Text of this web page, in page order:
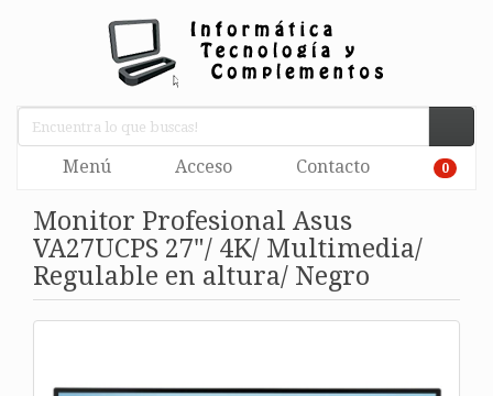
Menú Acceso Contacto 0
Monitor Profesional Asus
VA27UCPS 27"/ 4K/ Multimedia/
Regulable en altura/ Negro